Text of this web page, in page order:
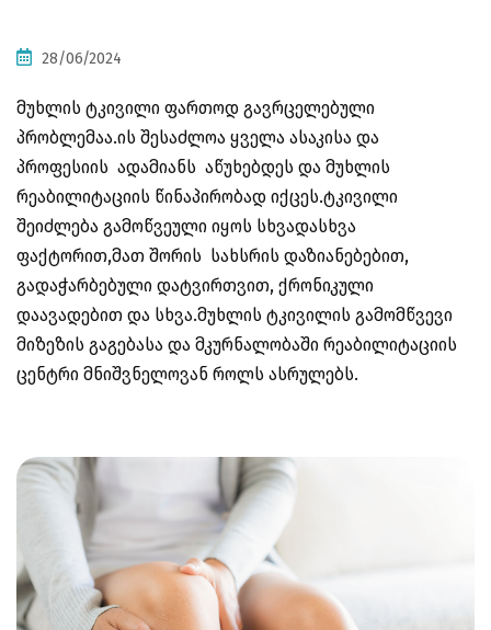
28/06/2024
მუხლის ტკივილი ფართოდ გავრცელებული
პრობლემაა.ის შესაძლოა ყველა ასაკისა და
პროფესიის ადამიანს აწუხებდეს და მუხლის
რეაბილიტაციის წინაპირობად იქცეს.ტკივილი
შეიძლება გამოწვეული იყოს სხვადასხვა
ფაქტორით,მათ შორის სახსრის დაზიანებებით,
გადაჭარბებული დატვირთვით, ქრონიკული
დაავადებით და სხვა.მუხლის ტკივილის გამომწვევი
მიზეზის გაგებასა და მკურნალობაში რეაბილიტაციის
ცენტრი მნიშვნელოვან როლს ასრულებს.